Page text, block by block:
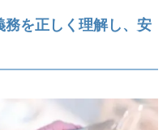
務を正しく理解し、安